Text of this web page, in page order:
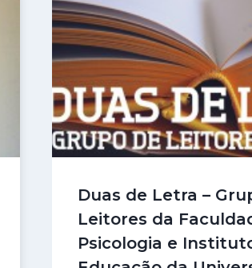
Duas de Letra –
Leitores da
Psicologia e